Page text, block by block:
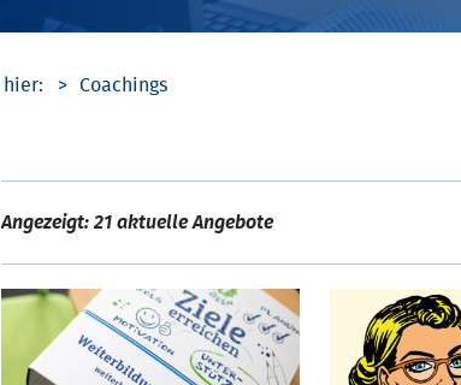
Coachings
Angezeigt: 21 aktuelle Angebote